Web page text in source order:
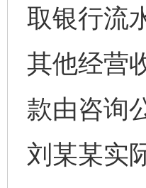
取银行流
其他经营
款由咨询
刘某某实